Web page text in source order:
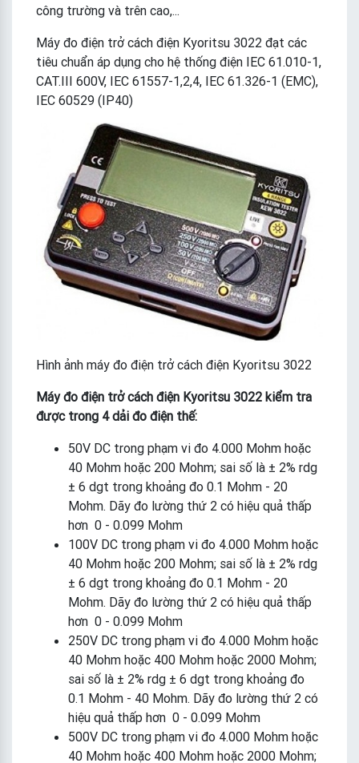
công trường và trên cao,...
Máy đo điện trở cách điện Kyoritsu 3022 đạt các
tiêu chuẩn áp dụng cho hệ thống điện IEC 61.010-1,
CAT.III 600V, IEC 61557-1,2,4, IEC 61.326-1 (EMC),
IEC 60529 (IP40)
Hình ảnh máy đo điện trở cách điện Kyoritsu 3022
Máy đo điện trở cách điện Kyoritsu 3022 kiểm tra
được trong 4 dải đo điện thế:
50V DC trong phạm vi đo 4.000 Mohm hoặc
40 Mohm hoặc 200 Mohm; sai số là ± 2% rdg
± 6 dgt trong khoảng đo 0.1 Mohm - 20
Mohm. Dãy đo lường thứ 2 có hiệu quả thấp
hơn 0 - 0.099 Mohm
100V DC trong phạm vi đo 4.000 Mohm hoặc
40 Mohm hoặc 200 Mohm; sai số là ± 2% rdg
± 6 dgt trong khoảng đo 0.1 Mohm - 20
Mohm. Dãy đo lường thứ 2 có hiệu quả thấp
hơn 0 - 0.099 Mohm
250V DC trong phạm vi đo 4.000 Mohm hoặc
40 Mohm hoặc 400 Mohm hoặc 2000 Mohm;
sai số là ± 2% rdg ± 6 dgt trong khoảng đo
0.1 Mohm - 40 Mohm. Dãy đo lường thứ 2 có
hiệu quả thấp hơn 0 - 0.099 Mohm
500V DC trong phạm vi đo 4.000 Mohm hoặc
40 Mohm hoặc 400 Mohm hoặc 2000 Mohm;